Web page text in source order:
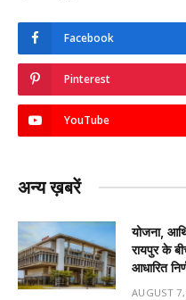
Facebook
Pinterest
YouTube
अन्य ख़बरें
योजना,
रायपुर के
आधारित
AUGUST